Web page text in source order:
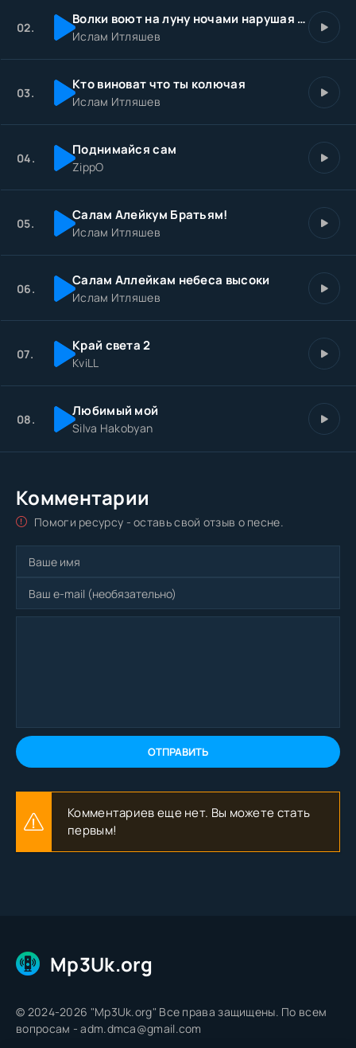
Дружбой одарены, Кавказа родного сыны.
Мы танцуем, поем.
В единстве, братстве живем.
Дружбой одарены, Кавказа родного сыны.
Мирный, красивый край.
Горная Махачкала.
Мы танцуем, поем.
02. Волки воют на луну ночами нарушая тишину покой
Ислам Итляшев
03. Кто виноват что ты колючая
Ислам Итляшев
04. Поднимайся сам
ZippO
05. Салам Алейкум Братьям!
Ислам Итляшев
06. Салам Аллейкам небеса высоки
Ислам Итляшев
07. Край света 2
KviLL
08. Любимый мой
Silva Hakobyan
Комментарии
Помоги ресурсу - оставь свой отзыв о песне.
ОТПРАВИТЬ
Комментариев еще нет. Вы можете стать
первым!
Mp3Uk.org
© 2024-2026 "Mp3Uk.org" Все права защищены. По всем
вопросам - adm.dmca@gmail.com